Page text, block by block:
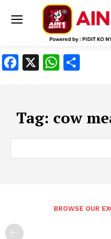
Facebook
X
Tag: cow
BROWSE OUR